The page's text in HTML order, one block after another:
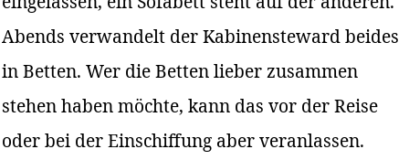
Abends verwandelt der Kabinensteward beides
in Betten. Wer die Betten lieber zusammen
stehen haben möchte, kann das vor der Reise
oder bei der Einschiffung aber veranlassen.